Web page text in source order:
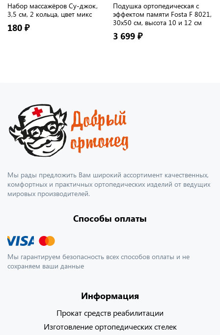
Набор массажёров Су-джок,
3,5 см, 2 кольца, цвет микс
180 ₽
Подушка ортопедическая с
эффектом памяти Fosta F 8021,
30х50 см, высота 10 и 12 см
3 699 ₽
Мы рады предложить Вам широкий ассортимент качественных,
комфортных и практичных ортопедических изделий от ведущих
мировых производителей.
Способы оплаты
Мы гарантируем безопасность всех способов оплаты и не
сохраняем ваши данные
Информация
Прокат средств реабилитации
Изготовление ортопедических стелек